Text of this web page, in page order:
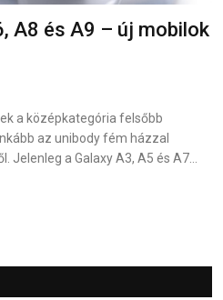
A8 és A9 – új mobilok
a középkategória felsőbb
az unibody fém házzal
Jelenleg a Galaxy A3, A5 és A7…